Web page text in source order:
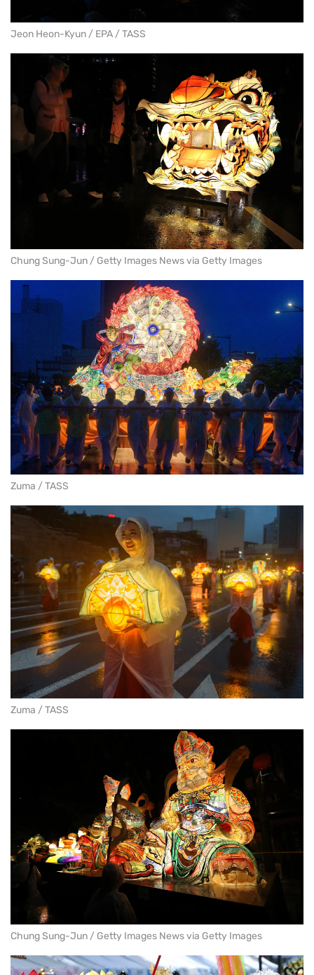
Jeon Heon-Kyun / EPA / TASS
Chung Sung-Jun / Getty Images News via Getty Images
Zuma / TASS
Zuma / TASS
Chung Sung-Jun / Getty Images News via Getty Images